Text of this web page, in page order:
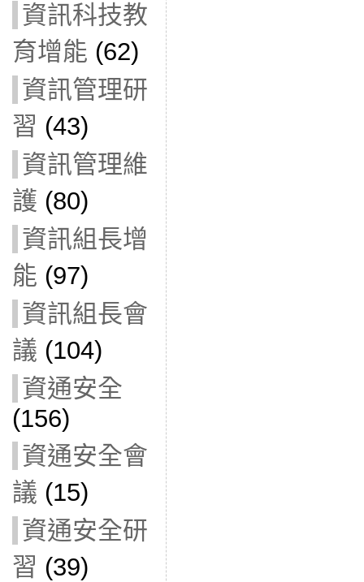
資訊科技教
育增能 (62)
資訊管理研
習 (43)
資訊管理維
護 (80)
資訊組長增
能 (97)
資訊組長會
議 (104)
資通安全
(156)
資通安全會
議 (15)
資通安全研
習 (39)